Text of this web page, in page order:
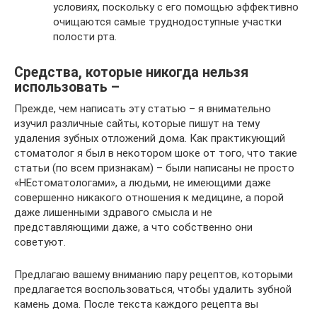
условиях, поскольку с его помощью эффективно
очищаются самые труднодоступные участки
полости рта.
Средства, которые никогда нельзя
использовать –
Прежде, чем написать эту статью – я внимательно
изучил различные сайты, которые пишут на тему
удаления зубных отложений дома. Как практикующий
стоматолог я был в некотором шоке от того, что такие
статьи (по всем признакам) – были написаны не просто
«НЕстоматологами», а людьми, не имеющими даже
совершенно никакого отношения к медицине, а порой
даже лишенными здравого смысла и не
представляющими даже, а что собственно они
советуют.
Предлагаю вашему вниманию пару рецептов, которыми
предлагается воспользоваться, чтобы удалить зубной
камень дома. После текста каждого рецепта вы